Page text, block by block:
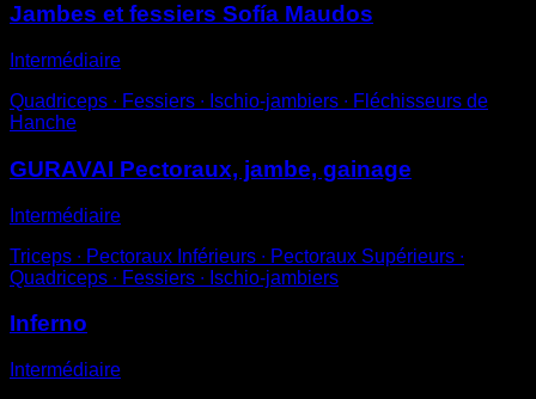
Jambes et fessiers Sofía Maudos
Intermédiaire
Quadriceps ∙ Fessiers ∙ Ischio-jambiers ∙ Fléchisseurs de
Hanche
GURAVAI Pectoraux, jambe, gainage
Intermédiaire
Triceps ∙ Pectoraux Inférieurs ∙ Pectoraux Supérieurs ∙
Quadriceps ∙ Fessiers ∙ Ischio-jambiers
Inferno
Intermédiaire